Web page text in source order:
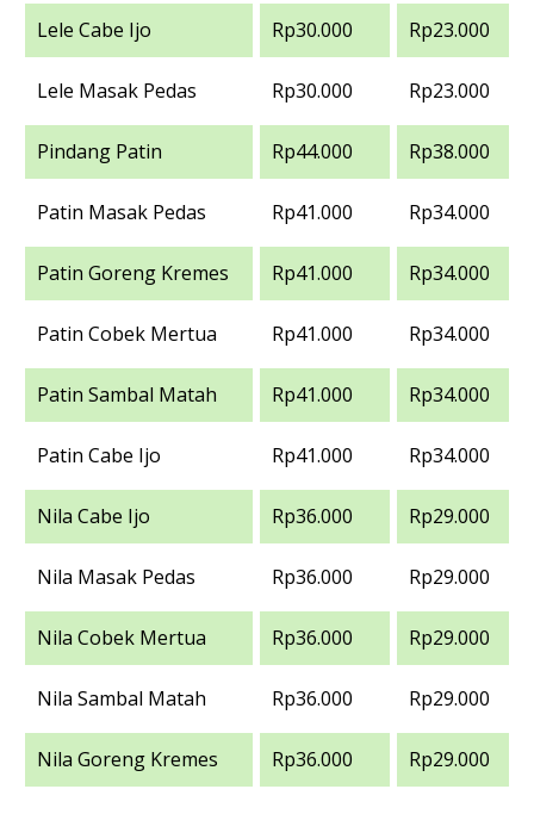
Lele Cabe Ijo Rp30.000 Rp23.000
Lele Masak Pedas Rp30.000 Rp23.000
Pindang Patin Rp44.000 Rp38.000
Patin Masak Pedas Rp41.000 Rp34.000
Patin Goreng Kremes Rp41.000 Rp34.000
Patin Cobek Mertua Rp41.000 Rp34.000
Patin Sambal Matah Rp41.000 Rp34.000
Patin Cabe Ijo Rp41.000 Rp34.000
Nila Cabe Ijo Rp36.000 Rp29.000
Nila Masak Pedas Rp36.000 Rp29.000
Nila Cobek Mertua Rp36.000 Rp29.000
Nila Sambal Matah Rp36.000 Rp29.000
Nila Goreng Kremes Rp36.000 Rp29.000